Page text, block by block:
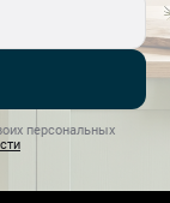
и удобство
с 24-
персональных